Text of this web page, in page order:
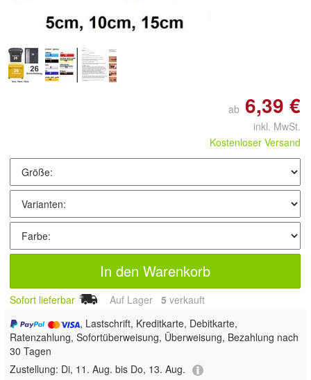
ab 6,39 €
inkl. MwSt.
Kostenloser Versand
In den Warenkorb
Sofort lieferbar Auf Lager 5 verkauft
, Lastschrift, Kreditkarte, Debitkarte,
Ratenzahlung, Sofortüberweisung, Überweisung, Bezahlung nach
30 Tagen
Zustellung: Di, 11. Aug. bis Do, 13. Aug.